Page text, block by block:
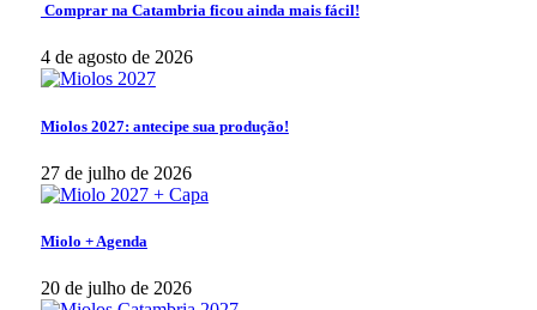
Comprar na Catambria ficou ainda mais fácil!
4 de agosto de 2026
Miolos 2027: antecipe sua produção!
27 de julho de 2026
Miolo + Agenda
20 de julho de 2026